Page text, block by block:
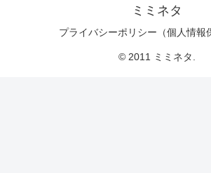
ミミネタ
プライバシーポリシー（個人情報
© 2011 ミミネタ.